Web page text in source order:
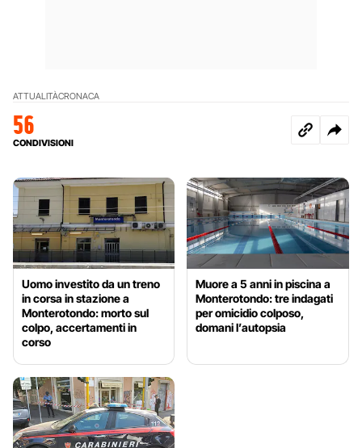
ATTUALITÀCRONACA
56
CONDIVISIONI
Uomo investito da un treno
in corsa in stazione a
Monterotondo: morto sul
colpo, accertamenti in
corso
Muore a 5 anni in piscina a
Monterotondo: tre indagati
per omicidio colposo,
domani l’autopsia